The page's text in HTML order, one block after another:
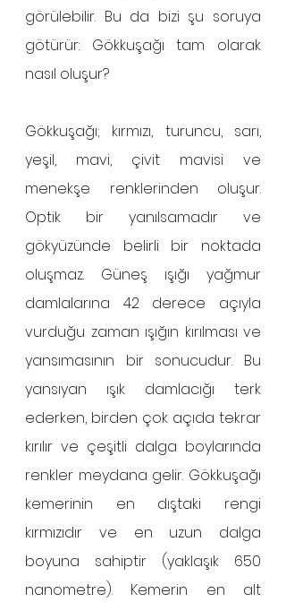
görülebilir. Bu da bizi şu soruya
götürür: Gökkuşağı tam olarak
nasıl oluşur?
Gökkuşağı; kırmızı, turuncu, sarı,
yeşil, mavi, çivit mavisi ve
menekşe renklerinden oluşur.
Optik bir yanılsamadır ve
gökyüzünde belirli bir noktada
oluşmaz. Güneş ışığı yağmur
damlalarına 42 derece açıyla
vurduğu zaman ışığın kırılması ve
yansımasının bir sonucudur. Bu
yansıyan ışık damlacığı terk
ederken, birden çok açıda tekrar
kırılır ve çeşitli dalga boylarında
renkler meydana gelir. Gökkuşağı
kemerinin en dıştaki rengi
kırmızıdır ve en uzun dalga
boyuna sahiptir (yaklaşık 650
nanometre). Kemerin en alt